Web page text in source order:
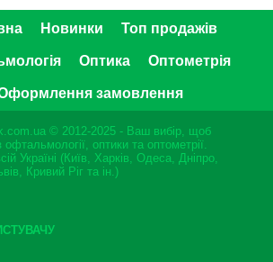
Новинки Топ продажів
Оптика Оптометрія
замовлення
© 2012-2025 - Ваш вибір, щоб
офтальмології, оптики та оптометрії.
Україні (Київ, Харків, Одеса, Дніпро,
Кривий Ріг та ін.)